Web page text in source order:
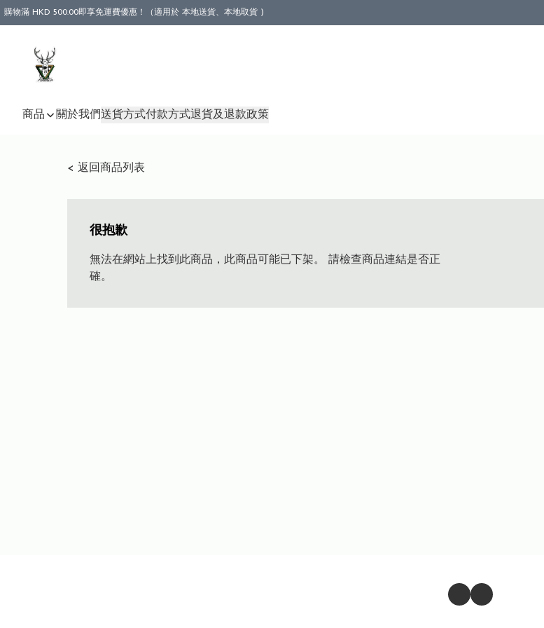
購物滿 HKD 500.00即享免運費優惠！（適用於 本地送貨、本地取貨 )
商品 關於我們送貨方式付款方式退貨及退款政策
< 返回商品列表
很抱歉
無法在網站上找到此商品，此商品可能已下架。 請檢查商品連結是否正
確。